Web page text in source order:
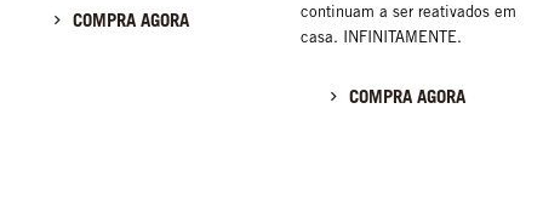
COMPRA AGORA
continuam a ser reativados em
casa. INFINITAMENTE.
COMPRA AGORA